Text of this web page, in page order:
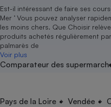
Est-il intéressant de faire ses
Mer ’ Vous pouvez analyser
les moins chers. Que Choisir
produits achetés régulièrement
palmarès de
Voir plus
Comparateur des
Pays de la Loire Vendée
Conseils
Brèves
Soumettre un litige
Lettres types
Rencontrer une
Les billets de la
Nos associations locales
Nous rejoindre
En savoir plus sur Que
?
Notre financement
Nos partenaires
Nous rejoindre